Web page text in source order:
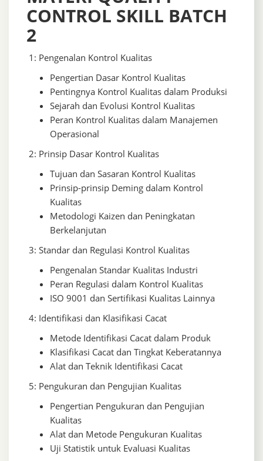
CONTROL SKILL BATCH
2
1: Pengenalan Kontrol Kualitas
Pengertian Dasar Kontrol Kualitas
Pentingnya Kontrol Kualitas dalam Produksi
Sejarah dan Evolusi Kontrol Kualitas
Peran Kontrol Kualitas dalam Manajemen
Operasional
2: Prinsip Dasar Kontrol Kualitas
Tujuan dan Sasaran Kontrol Kualitas
Prinsip-prinsip Deming dalam Kontrol
Kualitas
Metodologi Kaizen dan Peningkatan
Berkelanjutan
3: Standar dan Regulasi Kontrol Kualitas
Pengenalan Standar Kualitas Industri
Peran Regulasi dalam Kontrol Kualitas
ISO 9001 dan Sertifikasi Kualitas Lainnya
4: Identifikasi dan Klasifikasi Cacat
Metode Identifikasi Cacat dalam Produk
Klasifikasi Cacat dan Tingkat Keberatannya
Alat dan Teknik Identifikasi Cacat
5: Pengukuran dan Pengujian Kualitas
Pengertian Pengukuran dan Pengujian
Kualitas
Alat dan Metode Pengukuran Kualitas
Uji Statistik untuk Evaluasi Kualitas